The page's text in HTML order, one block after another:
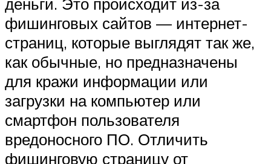
фишинговых сайтов — интернет-
страниц, которые выглядят так же,
как обычные, но предназначены
для кражи информации или
загрузки на компьютер или
смартфон пользователя
вредоносного ПО. Отличить
фишинговую страницу от